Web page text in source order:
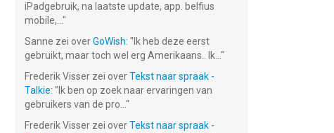
iPadgebruik, na laatste update, app. belfius
mobile,... "
Sanne zei overGoWish: " Ik heb deze eerst
gebruikt, maar toch wel erg Amerikaans.. Ik... "
Frederik Visser zei overTekst naar spraak -
Talkie: " Ik ben op zoek naar ervaringen van
gebruikers van de pro... "
Frederik Visser zei overTekst naar spraak -